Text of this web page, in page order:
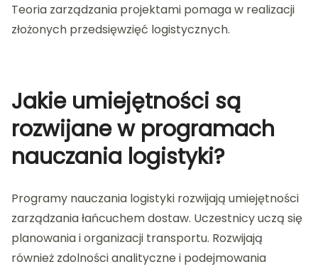
Teoria zarządzania projektami pomaga w realizacji
złożonych przedsięwzięć logistycznych.
Jakie umiejętności są
rozwijane w programach
nauczania logistyki?
Programy nauczania logistyki rozwijają umiejętności
zarządzania łańcuchem dostaw. Uczestnicy uczą się
planowania i organizacji transportu. Rozwijają
również zdolności analityczne i podejmowania